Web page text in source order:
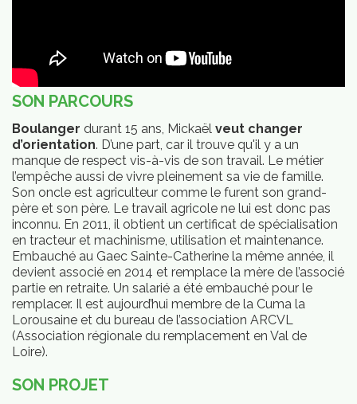
SON PARCOURS
Boulanger durant 15 ans, Mickaël veut changer
d’orientation. D’une part, car il trouve qu'il y a un
manque de respect vis-à-vis de son travail. Le métier
l’empêche aussi de vivre pleinement sa vie de famille.
Son oncle est agriculteur comme le furent son grand-
père et son père. Le travail agricole ne lui est donc pas
inconnu. En 2011, il obtient un certificat de spécialisation
en tracteur et machinisme, utilisation et maintenance.
Embauché au Gaec Sainte-Catherine la même année, il
devient associé en 2014 et remplace la mère de l’associé
partie en retraite. Un salarié a été embauché pour le
remplacer. Il est aujourd’hui membre de la Cuma la
Lorousaine et du bureau de l’association ARCVL
(Association régionale du remplacement en Val de
Loire).
SON PROJET